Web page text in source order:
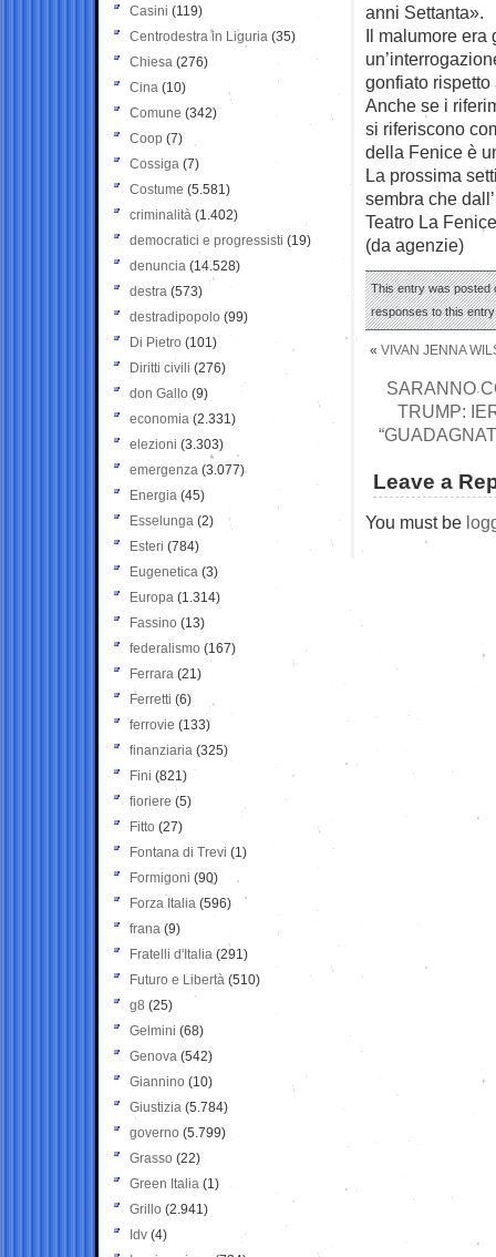
anni Settanta».
Il malumore era
gonfiato
Anche se i
si riferiscono
della Fenice è
La prossima
sembra che
Teatro La
(da agenzie)
This entry was posted
responses to this
« VIVAN JENNA
SARANNO
TRUMP:
Leave a
You must be
Casini (119)
Centrodestra in Liguria (35)
Chiesa (276)
Cina (10)
Comune (342)
Coop (7)
Cossiga (7)
Costume (5.581)
criminalità (1.402)
democratici e progressisti (19)
denuncia (14.528)
destra (573)
destradipopolo (99)
Di Pietro (101)
Diritti civili (276)
don Gallo (9)
economia (2.331)
elezioni (3.303)
emergenza (3.077)
Energia (45)
Esselunga (2)
Esteri (784)
Eugenetica (3)
Europa (1.314)
Fassino (13)
federalismo (167)
Ferrara (21)
Ferretti (6)
ferrovie (133)
finanziaria (325)
Fini (821)
fioriere (5)
Fitto (27)
Fontana di Trevi (1)
Formigoni (90)
Forza Italia (596)
frana (9)
Fratelli d'Italia (291)
Futuro e Libertà (510)
g8 (25)
Gelmini (68)
Genova (542)
Giannino (10)
Giustizia (5.784)
governo (5.799)
Grasso (22)
Green Italia (1)
Grillo (2.941)
Idv (4)